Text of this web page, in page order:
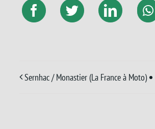
Sernhac / Monastier (La France à Moto)